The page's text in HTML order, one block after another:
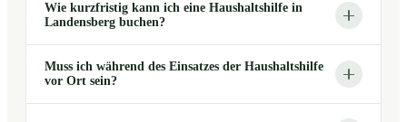
Wie kurzfristig kann ich eine Haushaltshilfe in
Landensberg buchen?
Muss ich während des Einsatzes der Haushaltshilfe
vor Ort sein?